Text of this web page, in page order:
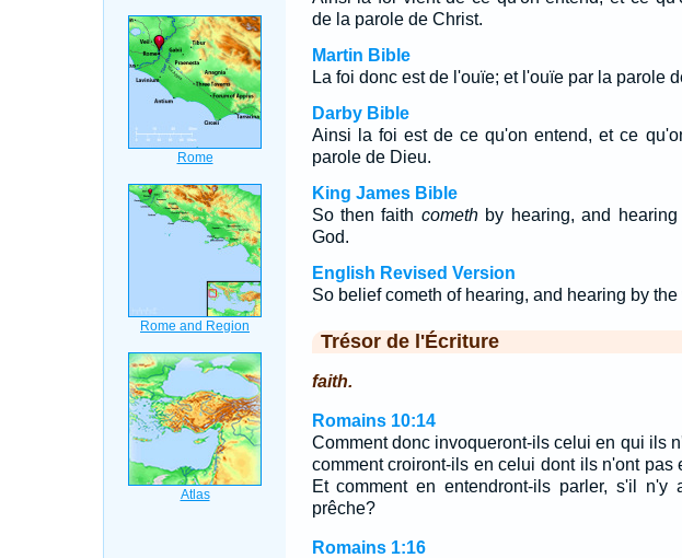
de la parole de Christ.
Martin Bible
La foi donc est de l'ouïe; et l'ouïe par la parole
Darby Bible
Ainsi la foi est de ce qu'on entend, et ce
parole de Dieu.
King James Bible
So then faith comethby hearing, and
God.
English Revised Version
So belief cometh of hearing, and hearing by the
Trésor de l'Écriture
faith.
Romains 10:14
Comment donc invoqueront-ils celui en qui ils
comment croiront-ils en celui dont ils n'ont pas
Et comment en entendront-ils parler, s'il n'y
prêche?
Romains 1:16